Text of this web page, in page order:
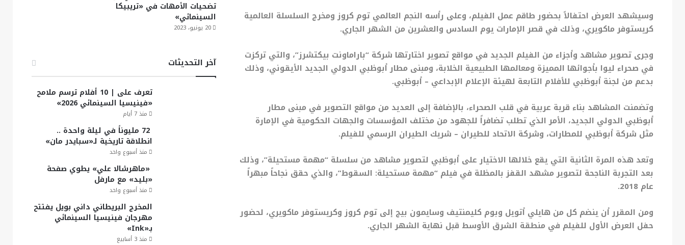
وسيشهد العرض احتفالاً بحضور طاقم عمل الفيلم، وعلى رأسه النجم العالمي توم كروز ومخرج السلسلة العالمية
كريستوفر ماكويري، وذلك في قصر الإمارات يوم السادس والعشرين من الشهر الجاري.
وجرى تصوير مشاهد وأجزاء من الفيلم الجديد في مواقع تصوير اختارتها شركة “باراماونت بيكتشرز”، والتي تركزت
في صحراء ليوا بأجوائها المميزة ومعالمها الطبيعية الخلابة، ومبنى مطار أبوظبي الدولي الجديد الأيقوني، وذلك
بدعم من لجنة أبوظبي للأفلام التابعة لهيئة الإعلام الإبداعي – أبوظبي.
وتضمنت المشاهد بناء قرية عربية في قلب الصحراء، بالإضافة إلى العديد من مواقع التصوير في مبنى مطار
أبوظبي الدولي الجديد، الأمر الذي تطلب تضافراً للجهود من مختلف المؤسسات والجهات الحكومية في الإمارة
مثل شركة أبوظبي للمطارات، وشركة الاتحاد للطيران – شريك الطيران الرسمي للفيلم.
وتعد هذه المرة الثانية التي يقع خلالها الاختيار على أبوظبي لتصوير مشاهد من سلسلة “مهمة مستحيلة”، وذلك
بعد التجربة الناجحة لتصوير مشهد القفز بالمظلة في فيلم “مهمة مستحيلة: السقوط”، والذي حقق نجاحاً مبهراً
عام 2018.
ومن المقرر أن ينضم كل من هايلي أتويل وبوم كليمنتيف وسايمون بيج إلى توم كروز وكريستوفر ماكويري، لحضور
حفل العرض الأول للفيلم في منطقة الشرق الأوسط قبل نهاية الشهر الجاري.
تضحيات الأمهات في «تريبيكا
السينمائي»
20 يونيو، 2023
آخر التحديثات
تعرف على | 10 أفلام ترسم ملامح
«فينيسيا السينمائي 2026»
منذ 7 أيام
72 مليوناً في ليلة واحدة ..
انطلاقة تاريخية لـ«سبايدر مان»
منذ أسبوع واحد
«ماهرشالا علي» يطوي صفحة
«بليد» مع مارفل
منذ أسبوع واحد
المخرج البريطاني داني بويل يفتتح
مهرجان فينيسيا السينمائي
بـ«Ink»
منذ 3 أسابيع